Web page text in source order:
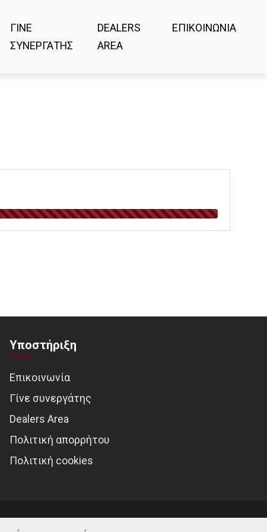
ΓΙΝΕ
ΣΥΝΕΡΓΑΤΗΣ
DEALERS
AREA
ΕΠΙΚΟΙΝΩΝΙΑ
Υποστήριξη
Επικοινωνία
Γίνε συνεργάτης
Dealers Area
Πολιτική απορρήτου
Πολιτική cookies